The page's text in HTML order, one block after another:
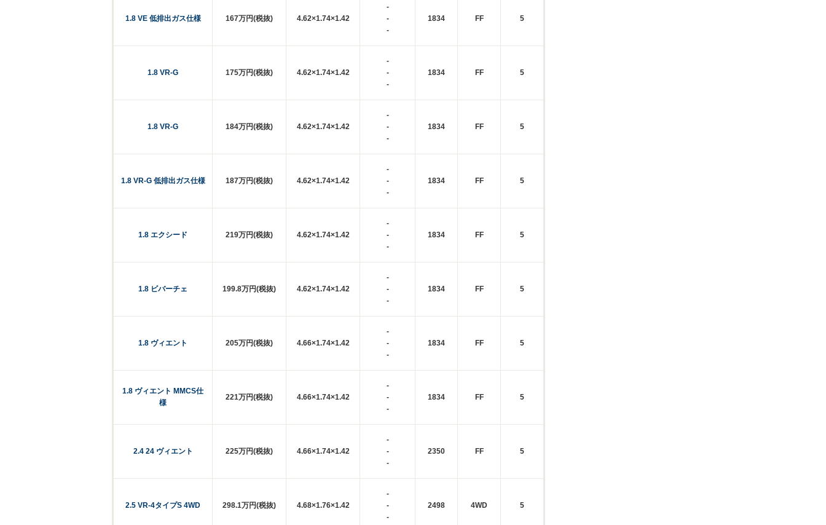
1.8 VE 低排出ガス仕様 167万円(税抜) 4.62×1.74×1.42
-
-
-
1834 FF 5
1.8 VR-G 175万円(税抜) 4.62×1.74×1.42
-
-
-
1834 FF 5
1.8 VR-G 184万円(税抜) 4.62×1.74×1.42
-
-
-
1834 FF 5
1.8 VR-G 低排出ガス仕様 187万円(税抜) 4.62×1.74×1.42
-
-
-
1834 FF 5
1.8 エクシード 219万円(税抜) 4.62×1.74×1.42
-
-
-
1834 FF 5
1.8 ビバーチェ 199.8万円(税抜) 4.62×1.74×1.42
-
-
-
1834 FF 5
1.8 ヴィエント 205万円(税抜) 4.66×1.74×1.42
-
-
-
1834 FF 5
1.8 ヴィエント MMCS仕
様
221万円(税抜) 4.66×1.74×1.42
-
-
-
1834 FF 5
2.4 24 ヴィエント 225万円(税抜) 4.66×1.74×1.42
-
-
-
2350 FF 5
2.5 VR-4タイプS 4WD 298.1万円(税抜) 4.68×1.76×1.42
-
-
-
2498 4WD 5